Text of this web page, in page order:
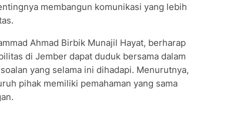
membangun komunikasi yang lebih
Ahmad Birbik Munajil Hayat, berharap
di Jember dapat duduk bersama dalam
yang selama ini dihadapi. Menurutnya,
pihak memiliki pemahaman yang sama